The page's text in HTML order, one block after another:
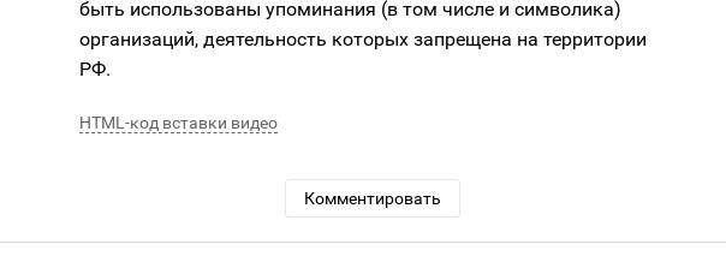
быть использованы упоминания (в том числе и символика)
организаций, деятельность которых запрещена на территории
РФ.
HTML-код вставки видео
Комментировать